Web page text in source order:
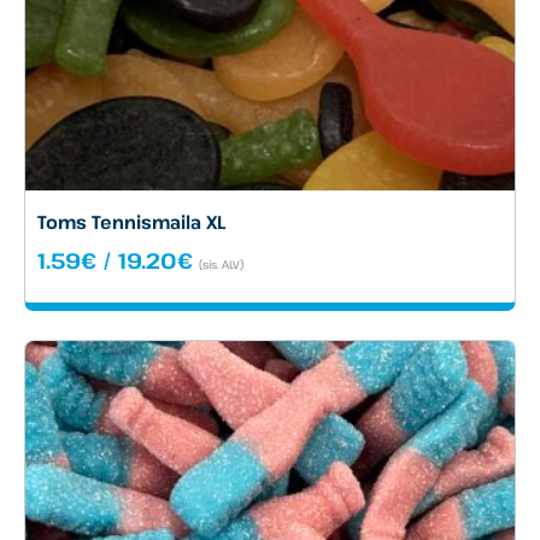
Toms Tennismaila XL
1.59€ / 19.20€Hintaluokka:
-
(sis. ALV)